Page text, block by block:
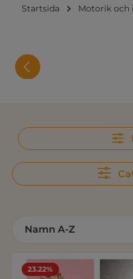
Startsida Motorik och
23.22%